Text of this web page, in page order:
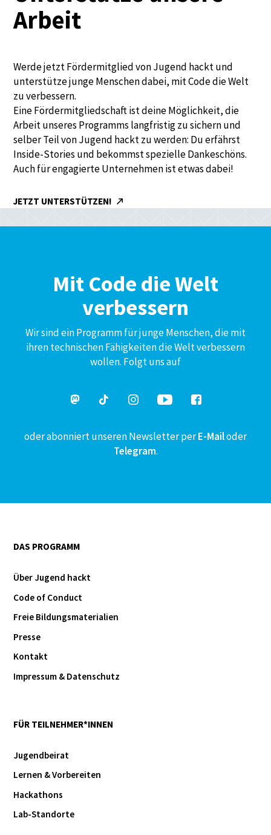
Arbeit
Werde jetzt Fördermitglied von Jugend hackt und
unterstütze junge Menschen dabei, mit Code die Welt
zu verbessern.
Eine Fördermitgliedschaft ist deine Möglichkeit, die
Arbeit unseres Programms langfristig zu sichern und
selber Teil von Jugend hackt zu werden: Du erfährst
Inside-Stories und bekommst spezielle Dankeschöns.
Auch für engagierte Unternehmen ist etwas dabei!
JETZT UNTERSTÜTZEN!
Mit Code die Welt
verbessern
Wir sind ein Programm für junge Menschen, die mit
ihren technischen Fähigkeiten die Welt verbessern
wollen. Folgt uns auf
oder abonniert unseren Newsletter perE-Mailoder
Telegram.
DAS PROGRAMM
Über Jugend hackt
Code of Conduct
Freie Bildungsmaterialien
Presse
Kontakt
Impressum & Datenschutz
FÜR TEILNEHMER*INNEN
Jugendbeirat
Lernen & Vorbereiten
Hackathons
Lab-Standorte